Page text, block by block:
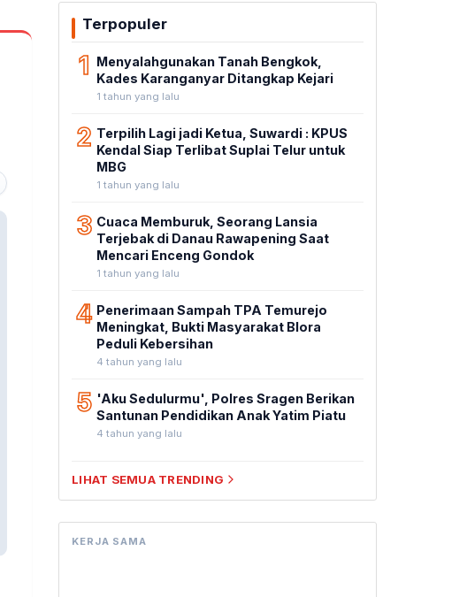
Terpopuler
1 Menyalahgunakan Tanah Bengkok,
Kades Karanganyar Ditangkap Kejari
1 tahun yang lalu
2 Terpilih Lagi jadi Ketua, Suwardi : KPUS
Kendal Siap Terlibat Suplai Telur untuk
MBG
1 tahun yang lalu
3 Cuaca Memburuk, Seorang Lansia
Terjebak di Danau Rawapening Saat
Mencari Enceng Gondok
1 tahun yang lalu
4 Penerimaan Sampah TPA Temurejo
Meningkat, Bukti Masyarakat Blora
Peduli Kebersihan
4 tahun yang lalu
5 'Aku Sedulurmu', Polres Sragen Berikan
Santunan Pendidikan Anak Yatim Piatu
4 tahun yang lalu
LIHAT SEMUA TRENDING
KERJA SAMA